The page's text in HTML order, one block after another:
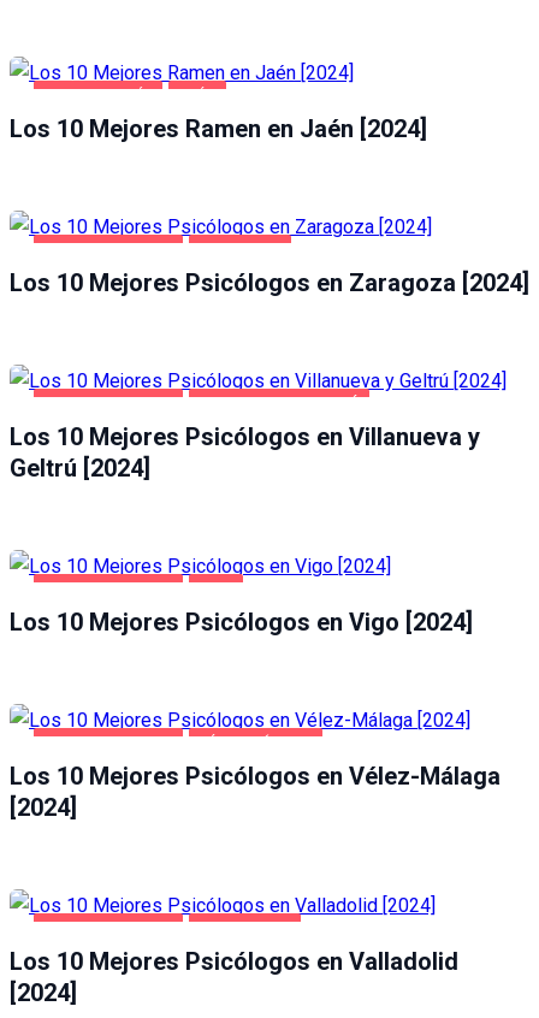
Los 10 Mejores Ramen en Jaén [2024]
Los 10 Mejores Psicólogos en Zaragoza [2024]
Los 10 Mejores Psicólogos en Villanueva y
Geltrú [2024]
Los 10 Mejores Psicólogos en Vigo [2024]
Los 10 Mejores Psicólogos en Vélez-Málaga
[2024]
Los 10 Mejores Psicólogos en Valladolid
[2024]